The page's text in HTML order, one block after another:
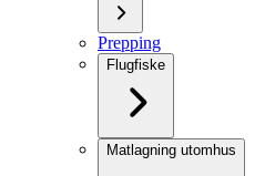
Prepping
Flugfiske
Matlagning utomhus